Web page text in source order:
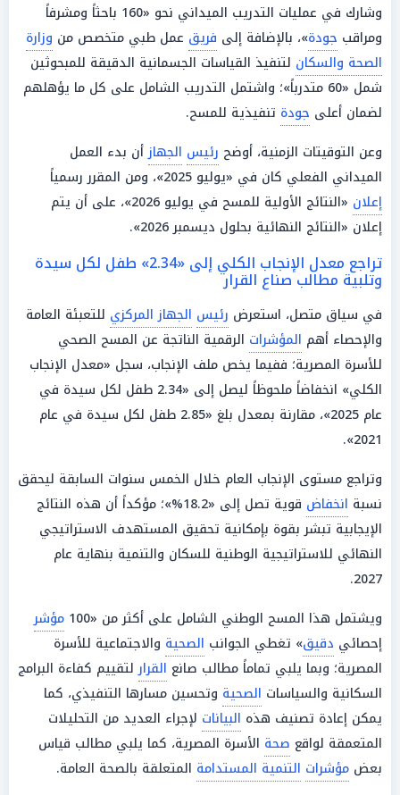
وشارك في عمليات التدريب الميداني نحو «160 باحثاً ومشرفاً
ومراقب جودة»، بالإضافة إلى فريق عمل طبي متخصص من وزارة
الصحة والسكان لتنفيذ القياسات الجسمانية الدقيقة للمبحوثين
شمل «60 متدرباً»؛ واشتمل التدريب الشامل على كل ما يؤهلهم
لضمان أعلى جودة تنفيذية للمسح.
وعن التوقيتات الزمنية، أوضح رئيس الجهازأن بدء العمل
الميداني الفعلي كان في «يوليو 2025»، ومن المقرر رسمياً
إعلان
«النتائج الأولية للمسح في يوليو 2026»، على أن يتم
إعلان «النتائج النهائية بحلول ديسمبر 2026».
تراجع معدل الإنجاب الكلي إلى «2.34» طفل لكل سيدة
وتلبية مطالب صناع القرار
في سياق متصل، استعرض رئيس الجهاز المركزي للتعبئة العامة
والإحصاء أهم المؤشرات الرقمية الناتجة عن المسح الصحي
للأسرة المصرية؛ ففيما يخص ملف الإنجاب، سجل «معدل الإنجاب
الكلي» انخفاضاً ملحوظاً ليصل إلى «2.34 طفل لكل سيدة في
عام 2025»، مقارنة بمعدل بلغ «2.85 طفل لكل سيدة في عام
2021».
وتراجع مستوى الإنجاب العام خلال الخمس سنوات السابقة ليحقق
نسبة انخفاض
قوية تصل إلى «18.2%»؛ مؤكداً أن هذه النتائج
الإيجابية تبشر بقوة بإمكانية تحقيق المستهدف الاستراتيجي
النهائي للاستراتيجية الوطنية للسكان والتنمية بنهاية عام
2027.
ويشتمل هذا المسح الوطني الشامل على أكثر من «100
مؤشر
إحصائي دقيق» تغطي الجوانب الصحية والاجتماعية للأسرة
المصرية؛ وبما يلبي تماماً مطالب صانع القرارلتقييم كفاءة البرامج
السكانية والسياسات الصحية وتحسين مسارها التنفيذي، كما
يمكن إعادة تصنيف هذه البيانات لإجراء العديد من التحليلات
المتعمقة لواقع صحة الأسرة المصرية، كما يلبي مطالب قياس
بعض مؤشرات التنمية المستدامة المتعلقة بالصحة العامة.